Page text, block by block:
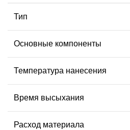
Тип
Основные компоненты
Температура нанесения
Время высыхания
Расход материала